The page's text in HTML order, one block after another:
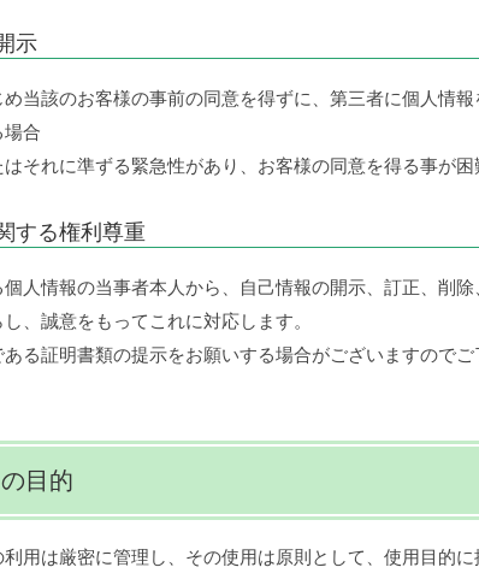
示
当該のお客様の事前の同意を得ずに、第三者に個人情
場合
はそれに準ずる緊急性があり、お客様の同意を得る事が困
する権利尊重
人情報の当事者本人から、自己情報の開示、訂正、削
、誠意をもってこれに対応します。
る証明書類の提示をお願いする場合がございますのでご
目的
用は厳密に管理し、その使用は原則として、使用目的